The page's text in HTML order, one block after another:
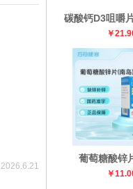
2026.6.21
碳酸钙D3咀嚼
￥
葡萄糖酸锌
￥